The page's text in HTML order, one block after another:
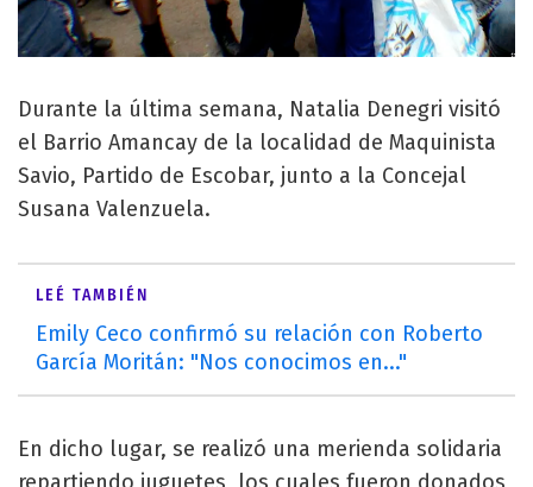
Durante la última semana, Natalia Denegri visitó
el Barrio Amancay de la localidad de Maquinista
Savio, Partido de Escobar, junto a la Concejal
Susana Valenzuela.
LEÉ TAMBIÉN
Emily Ceco confirmó su relación con Roberto
García Moritán: "Nos conocimos en..."
En dicho lugar, se realizó una merienda solidaria